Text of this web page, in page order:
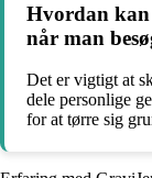
Hvordan kan
når man
Det er vigtigt at
dele personlige
for at tørre sig